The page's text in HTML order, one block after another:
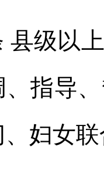
县级以
指导
妇女